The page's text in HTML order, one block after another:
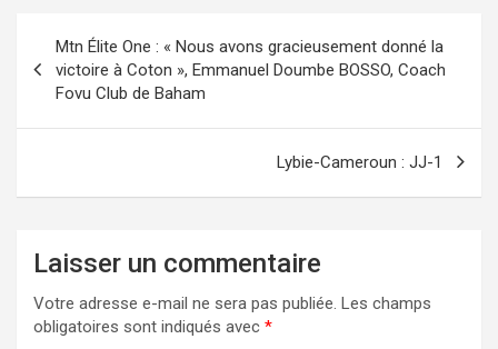
Navigation
de
l’article
Mtn Élite One : « Nous avons gracieusement donné la
victoire à Coton », Emmanuel Doumbe BOSSO, Coach
Fovu Club de Baham
Lybie-Cameroun : JJ-1
Laisser un commentaire
Votre adresse e-mail ne sera pas publiée. Les champs
obligatoires sont indiqués avec *